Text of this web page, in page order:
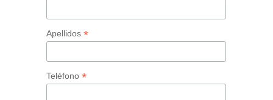
Apellidos *
Teléfono *